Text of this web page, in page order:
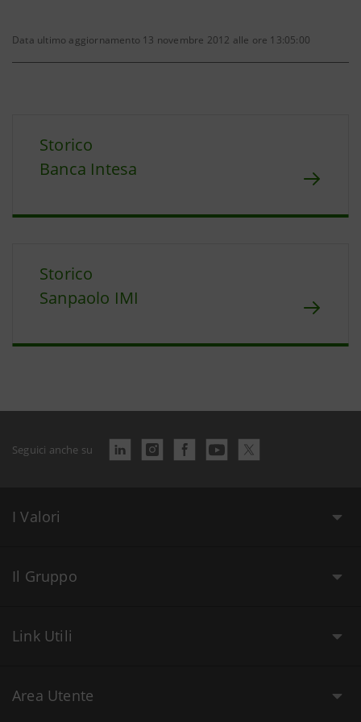
Data ultimo aggiornamento 13 novembre 2012 alle ore 13:05:00
Storico
Banca Intesa
Storico
Sanpaolo IMI
Seguici anche su
I Valori
Il Gruppo
Link Utili
Area Utente